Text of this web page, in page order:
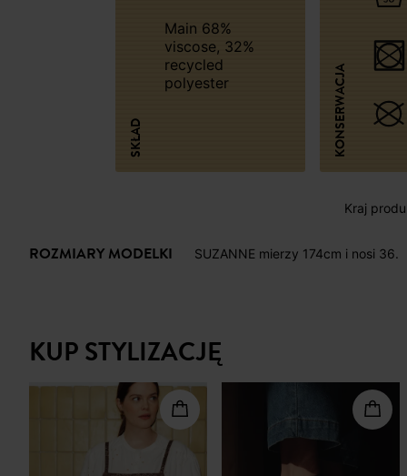
SKŁAD
Main 68%
viscose, 32%
recycled
polyester
KONSERWACJA
Kraj
ROZMIARY MODELKI SUZANNE mierzy 174cm i nosi 36.
KUP STYLIZACJĘ